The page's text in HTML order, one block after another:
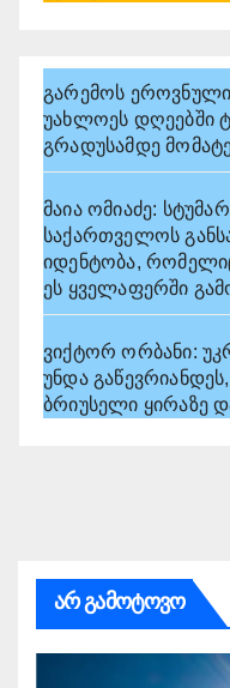
გარემოს
უახლოეს დღეებში
გრადუსამდე
მაია ომიაძე:
საქართველოს
იდენტობა, რომელიც
ეს ყველაფერში
ვიქტორ ორბანი:
უნდა
ბრიუსელი ყირაზე
არ გამოტოვო